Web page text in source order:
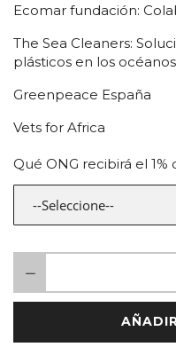
Ecomar fundación:
The Sea Cleaners:
plásticos en los océanos
Greenpeace España
Vets for Africa
Qué ONG recibirá el